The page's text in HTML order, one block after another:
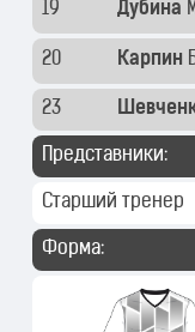
19 Дубина
20 Карпин
23
Представники:
Старший тренер
Форма: